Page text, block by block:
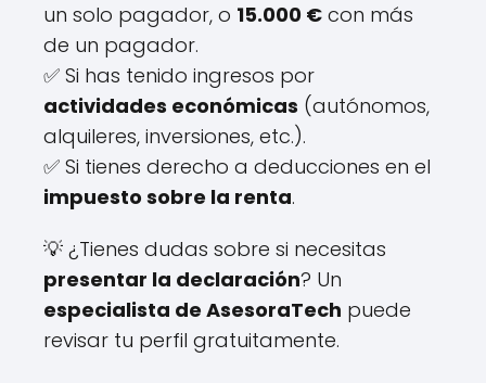
un solo pagador, o 15.000 € con más
de un pagador.
✅ Si has tenido ingresos por
actividades económicas (autónomos,
alquileres, inversiones, etc.).
✅ Si tienes derecho a deducciones en el
impuesto sobre la renta.
💡 ¿Tienes dudas sobre si necesitas
presentar la declaración? Un
especialista de AsesoraTech puede
revisar tu perfil gratuitamente.